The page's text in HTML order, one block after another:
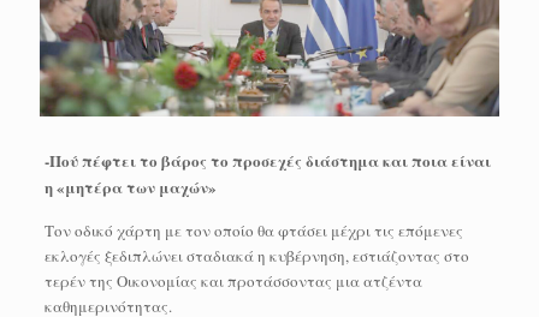
-Πού πέφτει το βάρος το προσεχές διάστημα και ποια είναι
η «μητέρα των μαχών»
Τον οδικό χάρτη με τον οποίο θα φτάσει μέχρι τις επόμενες
εκλογές ξεδιπλώνει σταδιακά η κυβέρνηση, εστιάζοντας στο
τερέν της Oικονομίας και προτάσσοντας μια ατζέντα
καθημερινότητας.